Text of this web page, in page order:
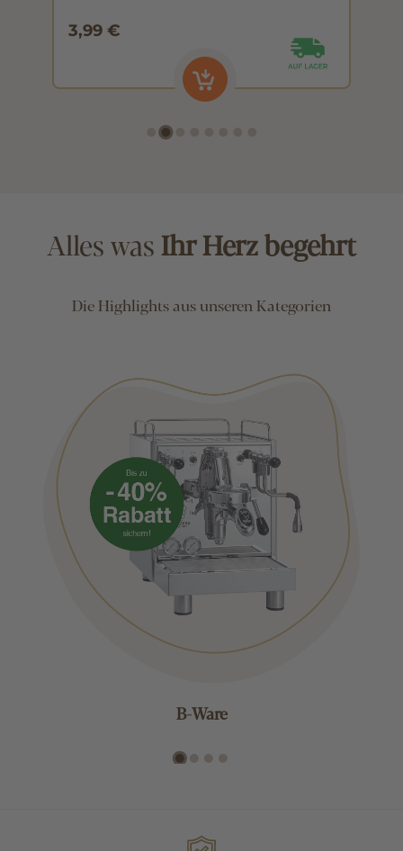
3,99 €
Alles wasIhr Herz begehrt
Die Highlights aus unseren Kategorien
B-Ware